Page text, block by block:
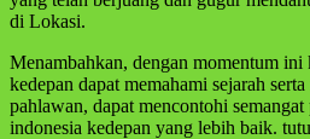
di Lokasi.
Menambahkan, dengan momentum ini
kedepan dapat memahami sejarah
pahlawan, dapat mencontohi
indonesia kedepan yang lebih baik.